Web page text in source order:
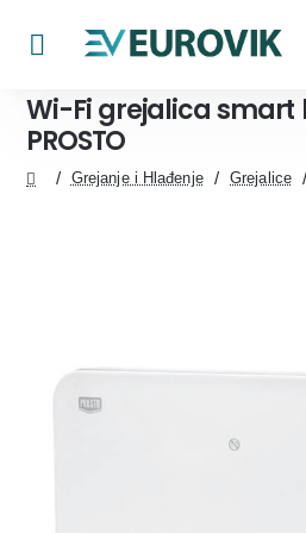
Wi-Fi grejalica smart
PROSTO
Grejanje i Hlađenje Grejalice